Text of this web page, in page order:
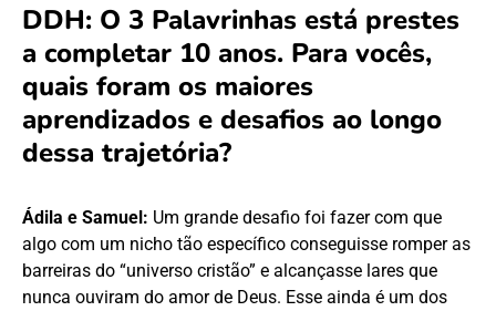
DDH: O 3 Palavrinhas está prestes
a completar 10 anos. Para vocês,
quais foram os maiores
aprendizados e desafios ao longo
dessa trajetória?
Ádila e Samuel: Um grande desafio foi fazer com que
algo com um nicho tão específico conseguisse romper as
barreiras do “universo cristão” e alcançasse lares que
nunca ouviram do amor de Deus. Esse ainda é um dos